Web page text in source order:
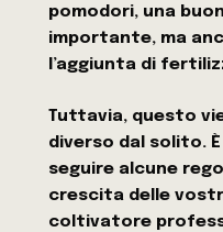
pomodori, una
importante, ma
l’aggiunta di
Tuttavia, questo
diverso dal solito.
seguire alcune
crescita delle
coltivatore